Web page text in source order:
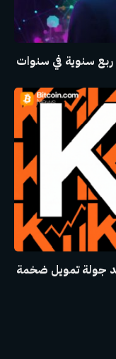
سنوية في سنوات
مليار دولار بعد جولة تمويل ضخمة